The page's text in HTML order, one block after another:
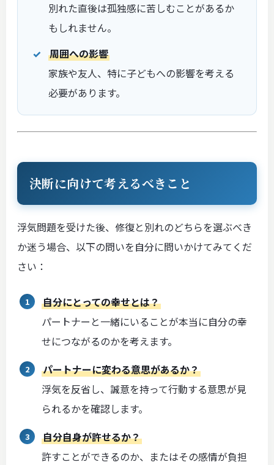
別れた直後は孤独感に苦しむことがあるか
もしれません。
周囲への影響
家族や友人、特に子どもへの影響を考える
必要があります。
決断に向けて考えるべきこと
浮気問題を受けた後、修復と別れのどちらを選ぶべき
か迷う場合、以下の問いを自分に問いかけてみてくだ
さい：
自分にとっての幸せとは？
パートナーと一緒にいることが本当に自分の幸
せにつながるのかを考えます。
パートナーに変わる意思があるか？
浮気を反省し、誠意を持って行動する意思が見
られるかを確認します。
自分自身が許せるか？
許すことができるのか、またはその感情が負担